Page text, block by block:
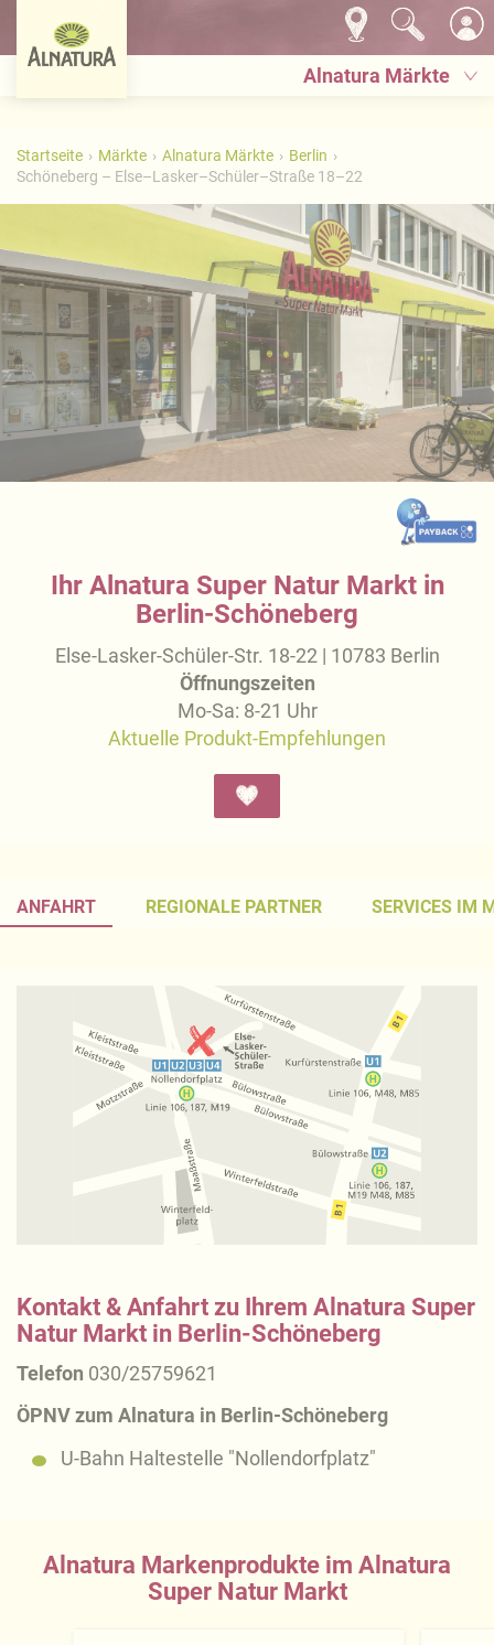
Alnatura Märkte
Startseite Märkte Alnatura Märkte
Berlin
Schöneberg – Else–Lasker–Schüler–Straße 18–22
Ihr Alnatura Super Natur Markt in
Berlin-Schöneberg
Else-Lasker-Schüler-Str. 18-22 | 10783 Berlin
Öffnungszeiten
Mo-Sa: 8-21 Uhr
Aktuelle Produkt-Empfehlungen
ANFAHRT REGIONALE PARTNER SERVICES IM
Kontakt & Anfahrt zu Ihrem Alnatura Super
Natur Markt in Berlin-Schöneberg
Telefon 030/25759621
ÖPNV zum Alnatura in Berlin-Schöneberg
U-Bahn Haltestelle "Nollendorfplatz"
Alnatura Markenprodukte im Alnatura
Super Natur Markt